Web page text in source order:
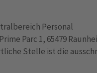
Personal
Parc 1, 65479
Stelle ist die